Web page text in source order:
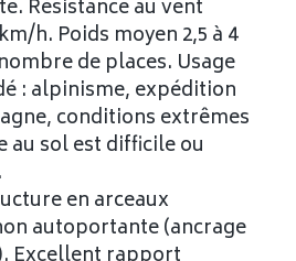
Résistance au vent
h. Poids moyen 2,5 à 4
de places. Usage
: alpinisme, expédition
conditions extrêmes
au sol est difficile ou
en arceaux
autoportante (ancrage